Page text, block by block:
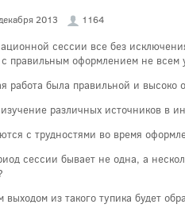
2013 1164
сессии все без
правильным оформлением не всем
работа была правильной и
различных источников в
с трудностями во время
сессии бывает не одна, а
выходом из такого тупика будет